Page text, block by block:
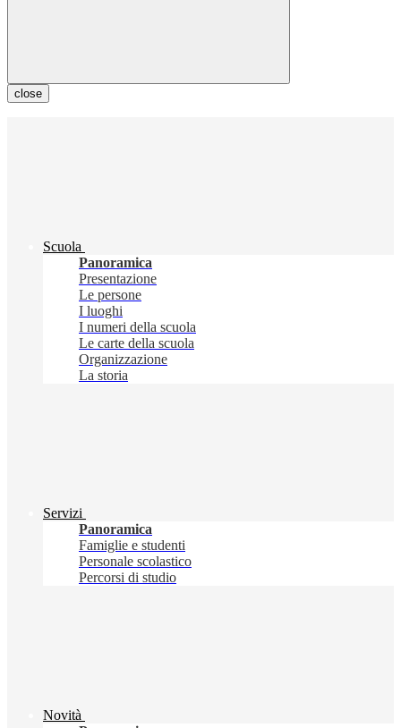
close
Scuola
Panoramica
Presentazione
Le persone
I luoghi
I numeri della scuola
Le carte della scuola
Organizzazione
La storia
Servizi
Panoramica
Famiglie e studenti
Personale scolastico
Percorsi di studio
Novità